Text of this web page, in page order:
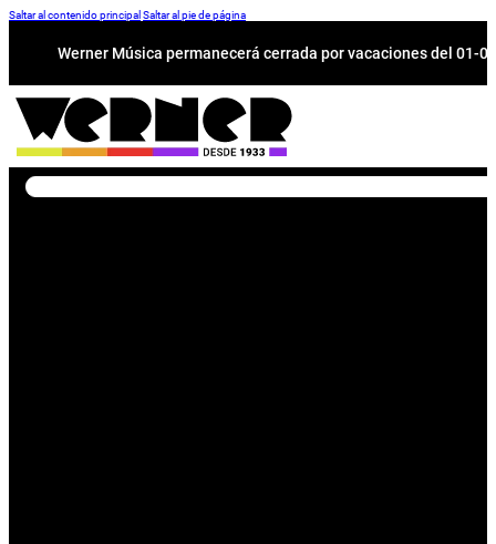
Saltar al contenido principal Saltar al pie de página
Werner Música permanecerá cerrada por vacaciones del 01-
Buscar